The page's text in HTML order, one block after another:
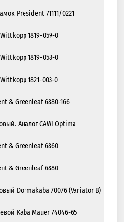
President 71111/0221
1819-059-0
1819-058-0
1821-003-0
& Greenleaf 6880-166
Аналог CAWI Optima
& Greenleaf 6860
& Greenleaf 6880
Dormakaba 70076 (Variator B)
Kaba Mauer 74046-65